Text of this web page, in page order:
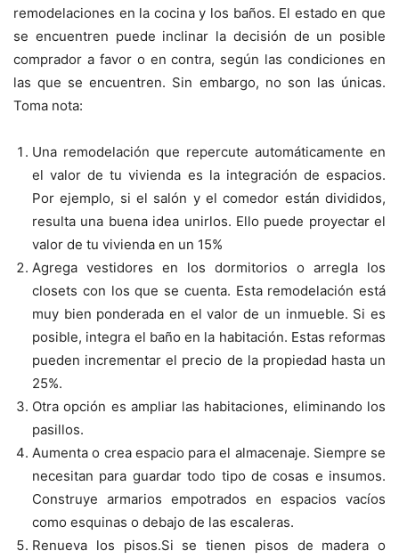
remodelaciones en la cocina y los baños. El estado en que
se encuentren puede inclinar la decisión de un posible
comprador a favor o en contra, según las condiciones en
las que se encuentren. Sin embargo, no son las únicas.
Toma nota:
Una remodelación que repercute automáticamente en
el valor de tu vivienda es la integración de espacios.
Por ejemplo, si el salón y el comedor están divididos,
resulta una buena idea unirlos. Ello puede proyectar el
valor de tu vivienda en un 15%
Agrega vestidores en los dormitorios o arregla los
closets con los que se cuenta. Esta remodelación está
muy bien ponderada en el valor de un inmueble. Si es
posible, integra el baño en la habitación. Estas reformas
pueden incrementar el precio de la propiedad hasta un
25%.
Otra opción es ampliar las habitaciones, eliminando los
pasillos.
Aumenta o crea espacio para el almacenaje. Siempre se
necesitan para guardar todo tipo de cosas e insumos.
Construye armarios empotrados en espacios vacíos
como esquinas o debajo de las escaleras.
Renueva los pisos.Si se tienen pisos de madera o